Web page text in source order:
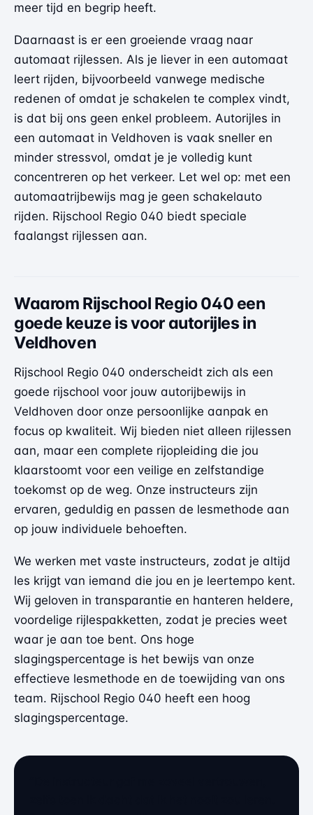
meer tijd en begrip heeft.
Daarnaast is er een groeiende vraag naar
automaat rijlessen. Als je liever in een automaat
leert rijden, bijvoorbeeld vanwege medische
redenen of omdat je schakelen te complex vindt,
is dat bij ons geen enkel probleem. Autorijles in
een automaat in Veldhoven is vaak sneller en
minder stressvol, omdat je je volledig kunt
concentreren op het verkeer. Let wel op: met een
automaatrijbewijs mag je geen schakelauto
rijden. Rijschool Regio 040 biedt speciale
faalangst rijlessen aan.
Waarom Rijschool Regio 040 een
goede keuze is voor autorijles in
Veldhoven
Rijschool Regio 040 onderscheidt zich als een
goede rijschool voor jouw autorijbewijs in
Veldhoven door onze persoonlijke aanpak en
focus op kwaliteit. Wij bieden niet alleen rijlessen
aan, maar een complete rijopleiding die jou
klaarstoomt voor een veilige en zelfstandige
toekomst op de weg. Onze instructeurs zijn
ervaren, geduldig en passen de lesmethode aan
op jouw individuele behoeften.
We werken met vaste instructeurs, zodat je altijd
les krijgt van iemand die jou en je leertempo kent.
Wij geloven in transparantie en hanteren heldere,
voordelige rijlespakketten, zodat je precies weet
waar je aan toe bent. Ons hoge
slagingspercentage is het bewijs van onze
effectieve lesmethode en de toewijding van ons
team. Rijschool Regio 040 heeft een hoog
slagingspercentage.